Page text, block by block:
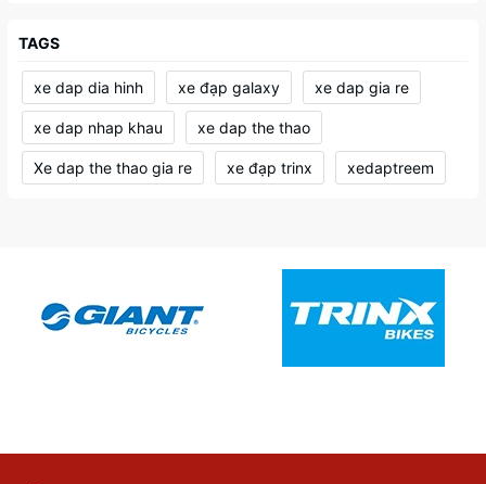
TAGS
xe dap dia hinh xe đạp galaxy xe dap gia re
xe dap nhap khau xe dap the thao
Xe dap the thao gia re xe đạp trinx xedaptreem